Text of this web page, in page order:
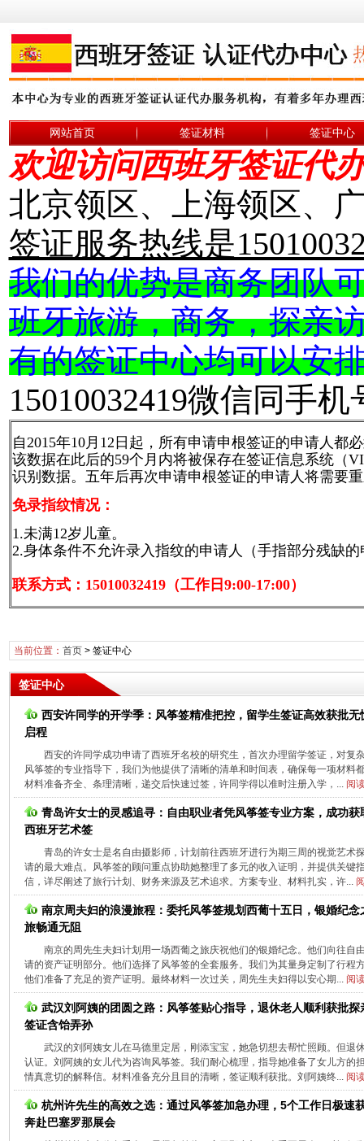
网站首页 签证材料 签证中心
欢迎访问西班牙签证代
北京领区、上海领区、
签证服务热线是
我们的优势是商务团队
班牙旅游，商务，探亲
有的签证中心均可以安
15010032419微信同手
自2015年10月12日起，所有申请申根签证的申请人都
该数据在此后的59个月内将被保存在签证信息系统（
识别数据。五年后再次申请申根签证的申请人将需要
免录指纹情况：
1.未满12岁儿童。
2.身体条件不允许录入指纹的申请人（手指部分残缺
联系方式：15010032419（工作日9:00-17:00）
当前位置： 首页> 签证中心
签证中心
西安许同学的开学季：风筝签精准把控，留学生签证高效获批无
启程
西安的许同学成功申请了西班牙名校的研究生，首次办理留学签证，对复
风筝签的专业指导下，我们为他提供了清晰的清单和时间表，确保每一项材料
材料准备齐全、条理清晰，递交后快速过签，许同学得以准时注册入学，... 阅
青岛许女士的灵感追寻：自由职业者凭风筝签专业方案，成功获
西班牙艺术签
青岛的许女士是名自由摄影师，计划前往西班牙进行为期三周的视觉艺术
请的最大难点。风筝签的顾问重点协助她整理了多元的收入证明，并提供关键
信，详尽阐述了旅行计划、财务来源及艺术追求。方案专业、材料扎实，许...
南京周夫妇的浪漫旅程：委托风筝签规划西葡十五日，银婚纪念
旅畅通无阻
南京的周先生夫妇计划用一场西葡之旅庆祝他们的银婚纪念。他们向往自
请的资产证明部分。他们选择了风筝签的全套服务。我们为其量身定制了行程
他们准备了充足的资产证明。最终材料一次过关，周先生夫妇得以安心期... 阅
武汉刘阿姨的团圆之路：风筝签贴心指导，退休老人顺利获批探
签证含饴弄孙
武汉的刘阿姨女儿在马德里定居，刚添宝宝，她急切想去帮忙照顾。但退
认证。刘阿姨的女儿代为咨询风筝签。我们耐心梳理，指导她准备了女儿方的
情真意切的解释信。材料准备充分且目的清晰，签证顺利获批。刘阿姨终... 阅
杭州许先生的高效之选：通过风筝签加急办理，5个工作日极速
奔赴巴塞罗那展会